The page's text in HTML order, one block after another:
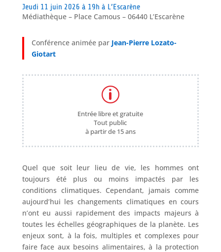
Jeudi 11 juin 2026 à 19h à L’Escarène
Médiathèque – Place Camous – 06440 L’Escarène
Conférence animée parJean-Pierre Lozato-
Giotart
p
Entrée libre et gratuite
Tout public
à partir de 15 ans
Quel que soit leur lieu de vie, les hommes ont
toujours été plus ou moins impactés par les
conditions climatiques. Cependant, jamais comme
aujourd’hui les changements climatiques en cours
n’ont eu aussi rapidement des impacts majeurs à
toutes les échelles géographiques de la planète. Les
enjeux sont, à la fois, multiples et complexes pour
faire face aux besoins alimentaires, à la protection